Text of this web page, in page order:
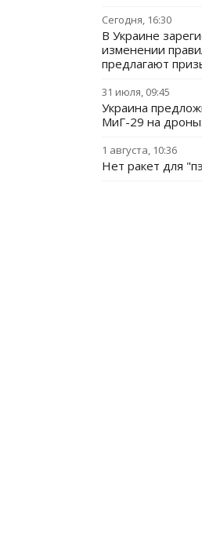
Сегодня, 16:30
В Украине
изменении
предлагают
31 июля, 09:45
Украина
МиГ-29 на
1 августа, 10:36
Нет ракет для